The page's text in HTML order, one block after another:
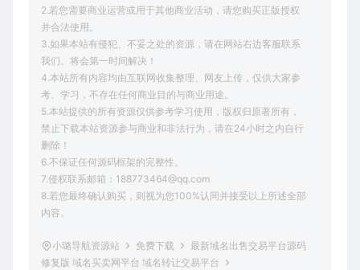
2.若您需要商业运营或用于其他商业活动，请您购买正版授权
并合法使用。
3.如果本站有侵犯、不妥之处的资源，请在网站右边客服联系
我们。将会第一时间解决！
4.本站所有内容均由互联网收集整理、网友上传，仅供大家参
考、学习，不存在任何商业目的与商业用途。
5.本站提供的所有资源仅供参考学习使用，版权归原著所有，
禁止下载本站资源参与商业和非法行为，请在24小时之内自行
删除！
6.不保证任何源码框架的完整性。
7.侵权联系邮箱：188773464@qq.com
8.若您最终确认购买，则视为您100%认同并接受以上所述全部
内容。
小璐导航资源站 免费下载
最新域名出售交易平台源码
修复版 域名买卖网平台 域名转让交易平台